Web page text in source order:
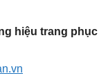
hiệu trang